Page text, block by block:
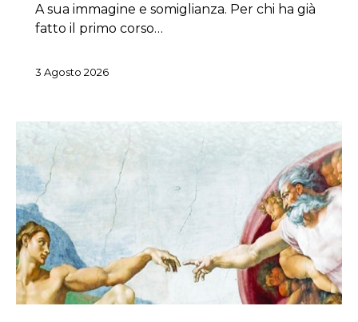
A sua immagine e somiglianza. Per chi ha già
fatto il primo corso…
3 Agosto 2026